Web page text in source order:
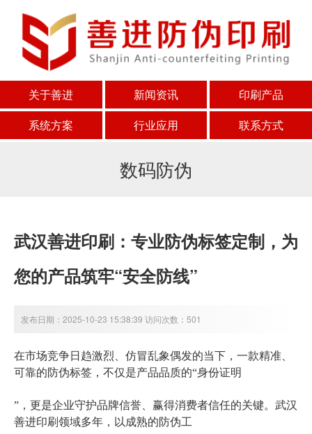
关于善进 新闻资讯
印刷产品
系统方案
行业应用 联系方式
数码防伪
武汉善进印刷：专业防伪标签定制，为
您的产品筑牢“安全防线”
发布日期：2025-10-23 15:38:39 访问次数：501
在市场竞争日趋激烈、仿冒乱象偶发的当下，一款精准、
可靠的防伪标签 ，不仅是产品品质的“身份证明
”，更是企业守护品牌信誉、赢得消费者信任的关键。武汉
善进印刷领域多年，以成熟的防伪工